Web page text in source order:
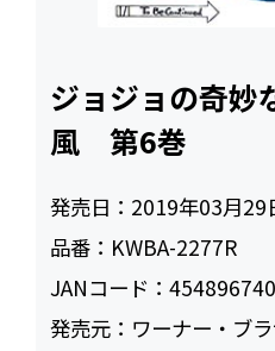
ジョジョの奇妙
風 第6巻
発売日： 2019年03月29
品番： KWBA-2277R
JANコード：
発売元： ワーナー・ブ